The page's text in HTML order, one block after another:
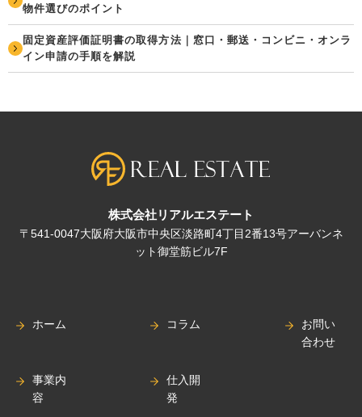
物件選びのポイント
固定資産評価証明書の取得方法｜窓口・郵送・コンビニ・オンラ
イン申請の手順を解説
株式会社リアルエステート
〒541-0047大阪府大阪市中央区淡路町4丁目2番13号アーバンネ
ット御堂筋ビル7F
ホーム
事業内
容
コラム
仕入開
発
お問い
合わせ